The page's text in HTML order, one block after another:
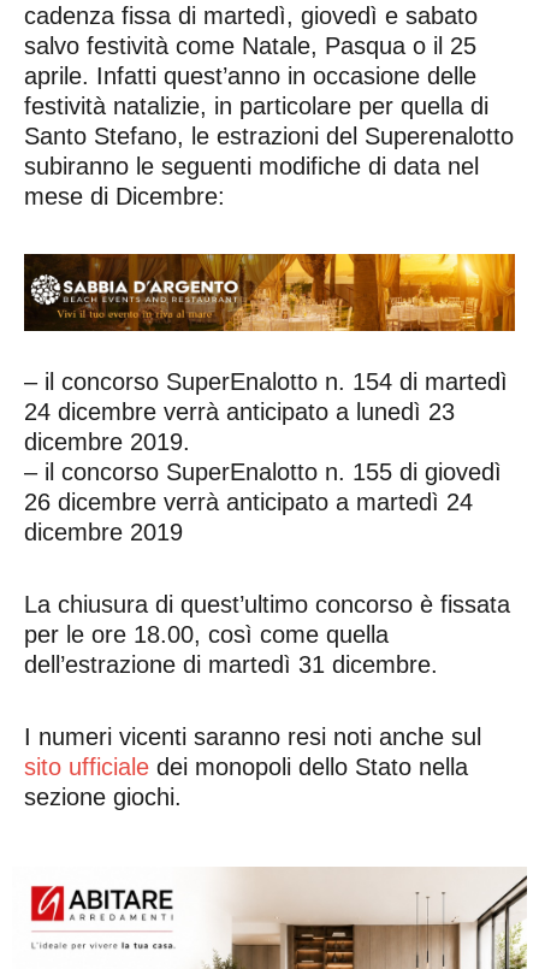
cadenza fissa di martedì, giovedì e sabato
salvo festività come Natale, Pasqua o il 25
aprile. Infatti quest’anno in occasione delle
festività natalizie, in particolare per quella di
Santo Stefano, le estrazioni del Superenalotto
subiranno le seguenti modifiche di data nel
mese di Dicembre:
– il concorso SuperEnalotto n. 154 di martedì
24 dicembre verrà anticipato a lunedì 23
dicembre 2019.
– il concorso SuperEnalotto n. 155 di giovedì
26 dicembre verrà anticipato a martedì 24
dicembre 2019
La chiusura di quest’ultimo concorso è fissata
per le ore 18.00, così come quella
dell’estrazione di martedì 31 dicembre.
I numeri vicenti saranno resi noti anche sul
sito ufficiale dei monopoli dello Stato nella
sezione giochi.